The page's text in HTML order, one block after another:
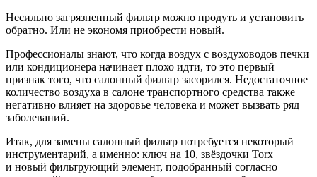
Несильно загрязненный фильтр можно продуть и установить
обратно. Или не экономя приобрести новый.
Профессионалы знают, что когда воздух с воздуховодов печки
или кондиционера начинает плохо идти, то это первый
признак того, что салонный фильтр засорился. Недостаточное
количество воздуха в салоне транспортного средства также
негативно влияет на здоровье человека и может вызвать ряд
заболеваний.
Итак, для замены салонный фильтр потребуется некоторый
инструментарий, а именно: ключ на 10, звёздочки Torx
и новый фильтрующий элемент, подобранный согласно